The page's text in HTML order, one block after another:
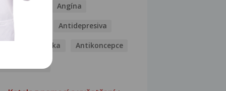
Angína
Antidepresiva
Antihistaminika Antikoncepce